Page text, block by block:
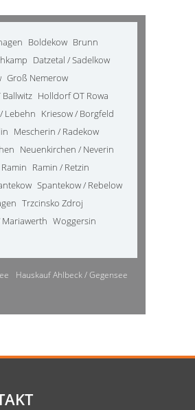
Boldekow Brunn
Datzetal / Sadelkow
Groß Nemerow
Holldorf OT Rowa
Lebehn Kriesow / Borgfeld
Mescherin / Radekow
Neuenkirchen / Neverin
Ramin Ramin / Retzin
Spantekow / Rebelow
Trzcinsko Zdroj
Woggersin
Hauskauf Ahlbeck / Gegensee